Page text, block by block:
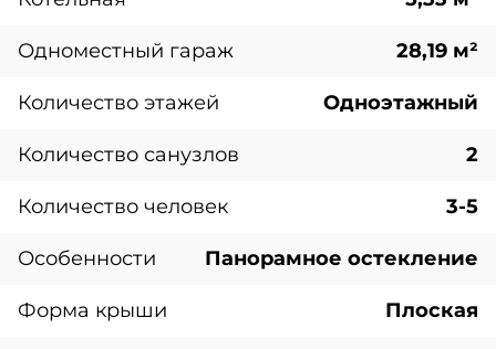
Одноместный гараж 28,19 м²
Количество этажей Одноэтажный
Количество санузлов 2
Количество человек 3-5
Особенности Панорамное остекление
Форма крыши Плоская